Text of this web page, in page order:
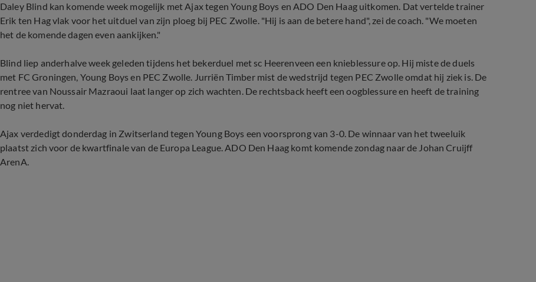
Daley Blind kan komende week mogelijk met Ajax tegen Young Boys en ADO Den Haag uitkomen. Dat vertelde trainer
Erik ten Hag vlak voor het uitduel van zijn ploeg bij PEC Zwolle. "Hij is aan de betere hand", zei de coach. "We moeten
het de komende dagen even aankijken."
Blind liep anderhalve week geleden tijdens het bekerduel met sc Heerenveen een knieblessure op. Hij miste de duels
met FC Groningen, Young Boys en PEC Zwolle. Jurriën Timber mist de wedstrijd tegen PEC Zwolle omdat hij ziek is. De
rentree van Noussair Mazraoui laat langer op zich wachten. De rechtsback heeft een oogblessure en heeft de training
nog niet hervat.
Ajax verdedigt donderdag in Zwitserland tegen Young Boys een voorsprong van 3-0. De winnaar van het tweeluik
plaatst zich voor de kwartfinale van de Europa League. ADO Den Haag komt komende zondag naar de Johan Cruijff
ArenA.